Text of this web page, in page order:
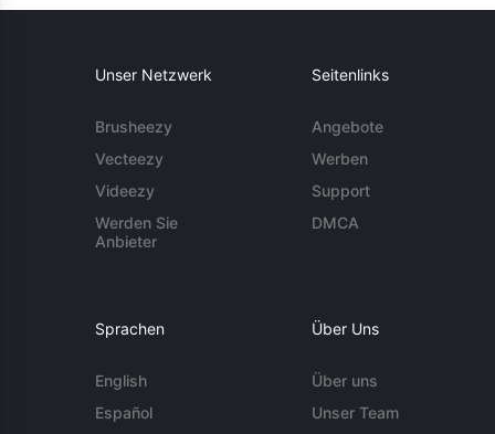
Unser Netzwerk
Brusheezy
Vecteezy
Videezy
Werden Sie
Anbieter
Seitenlinks
Angebote
Werben
Support
DMCA
Sprachen
English
Español
Über Uns
Über uns
Unser Team